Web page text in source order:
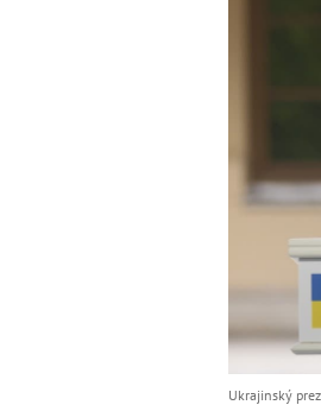
Ukrajinský